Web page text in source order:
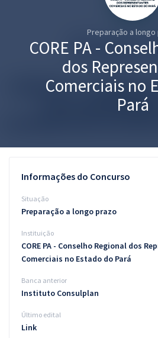
Questões grátis
Conteúdo gratuito
Blog
Aprovados
Atendimento
Preparação a longo
CORE PA -
dos
Comerciais no
Pará
Informações do Concurso
Situação
Preparação a longo prazo
Instituição
CORE PA - Conselho Regional dos
Comerciais no Estado do Pará
Banca anterior
Instituto Consulplan
Último edital
Link